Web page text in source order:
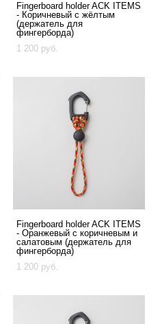
Fingerboard holder ACK ITEMS
- Коричневый с жёлтым
(держатель для
фингерборда)
1 200 pуб.
Fingerboard holder ACK ITEMS
- Оранжевый с коричневым и
салатовым (держатель для
фингерборда)
1 200 pуб.